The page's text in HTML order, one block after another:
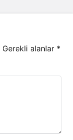
Gerekli alanlar *